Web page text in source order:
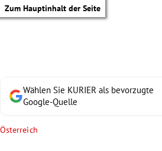
Zum Hauptinhalt der Seite
Wählen Sie KURIER als bevorzugte
Google-Quelle
Österreich